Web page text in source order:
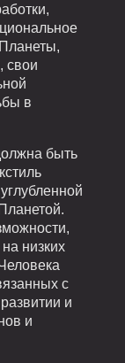
свои
в
быть
низких
с
и
и